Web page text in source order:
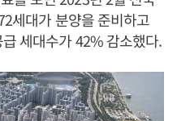
세대가 분양을 준비하고
세대수가 42% 감소했다.